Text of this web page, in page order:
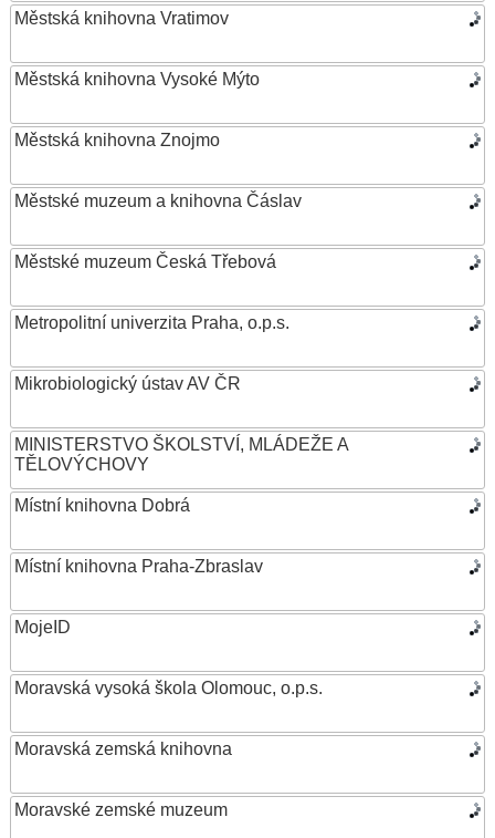
Městská knihovna Vratimov
Městská knihovna Vysoké Mýto
Městská knihovna Znojmo
Městské muzeum a knihovna Čáslav
Městské muzeum Česká Třebová
Metropolitní univerzita Praha, o.p.s.
Mikrobiologický ústav AV ČR
MINISTERSTVO ŠKOLSTVÍ, MLÁDEŽE A
TĚLOVÝCHOVY
Místní knihovna Dobrá
Místní knihovna Praha-Zbraslav
MojeID
Moravská vysoká škola Olomouc, o.p.s.
Moravská zemská knihovna
Moravské zemské muzeum